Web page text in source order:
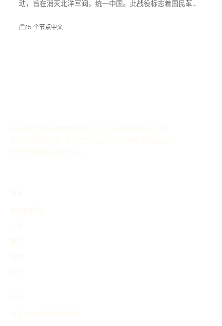
动，旨在消灭北洋军阀，统一中国。此战役标志着国民革命
15 个节点中文